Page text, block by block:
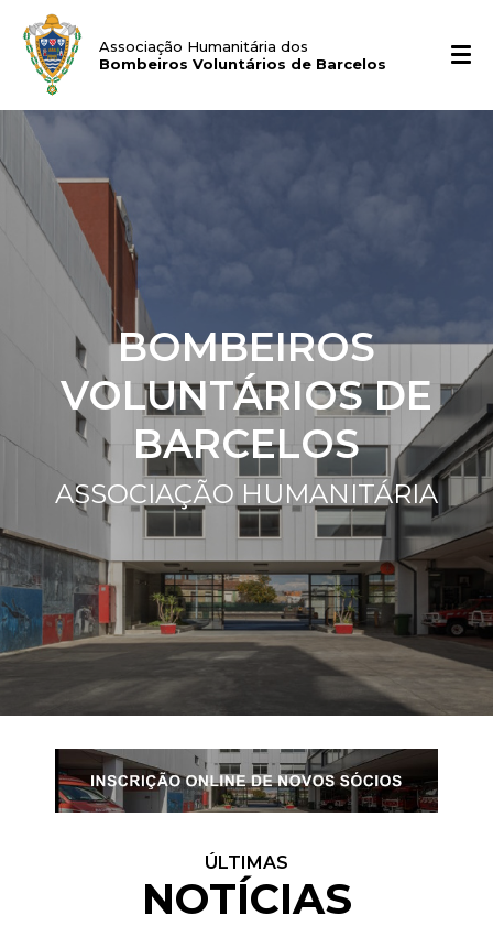
Associação Humanitária dos
Bombeiros Voluntários de Barcelos
BOMBEIROS
VOLUNTÁRIOS DE
BARCELOS
ASSOCIAÇÃO HUMANITÁRIA
ÚLTIMAS
NOTÍCIAS